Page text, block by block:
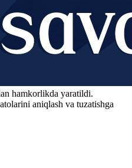
hamkorlikda yaratildi.
aniqlash va tuzatishga